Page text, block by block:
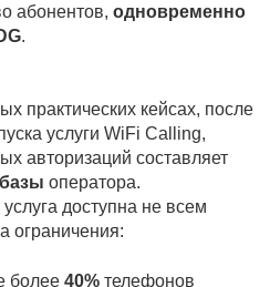
абонентов, одновременно
.
практических кейсах, после
услуги WiFi Calling,
авторизаций составляет
оператора.
доступна не всем
ограничения:
более 40% телефонов